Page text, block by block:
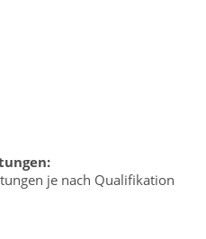
je nach Qualifikation